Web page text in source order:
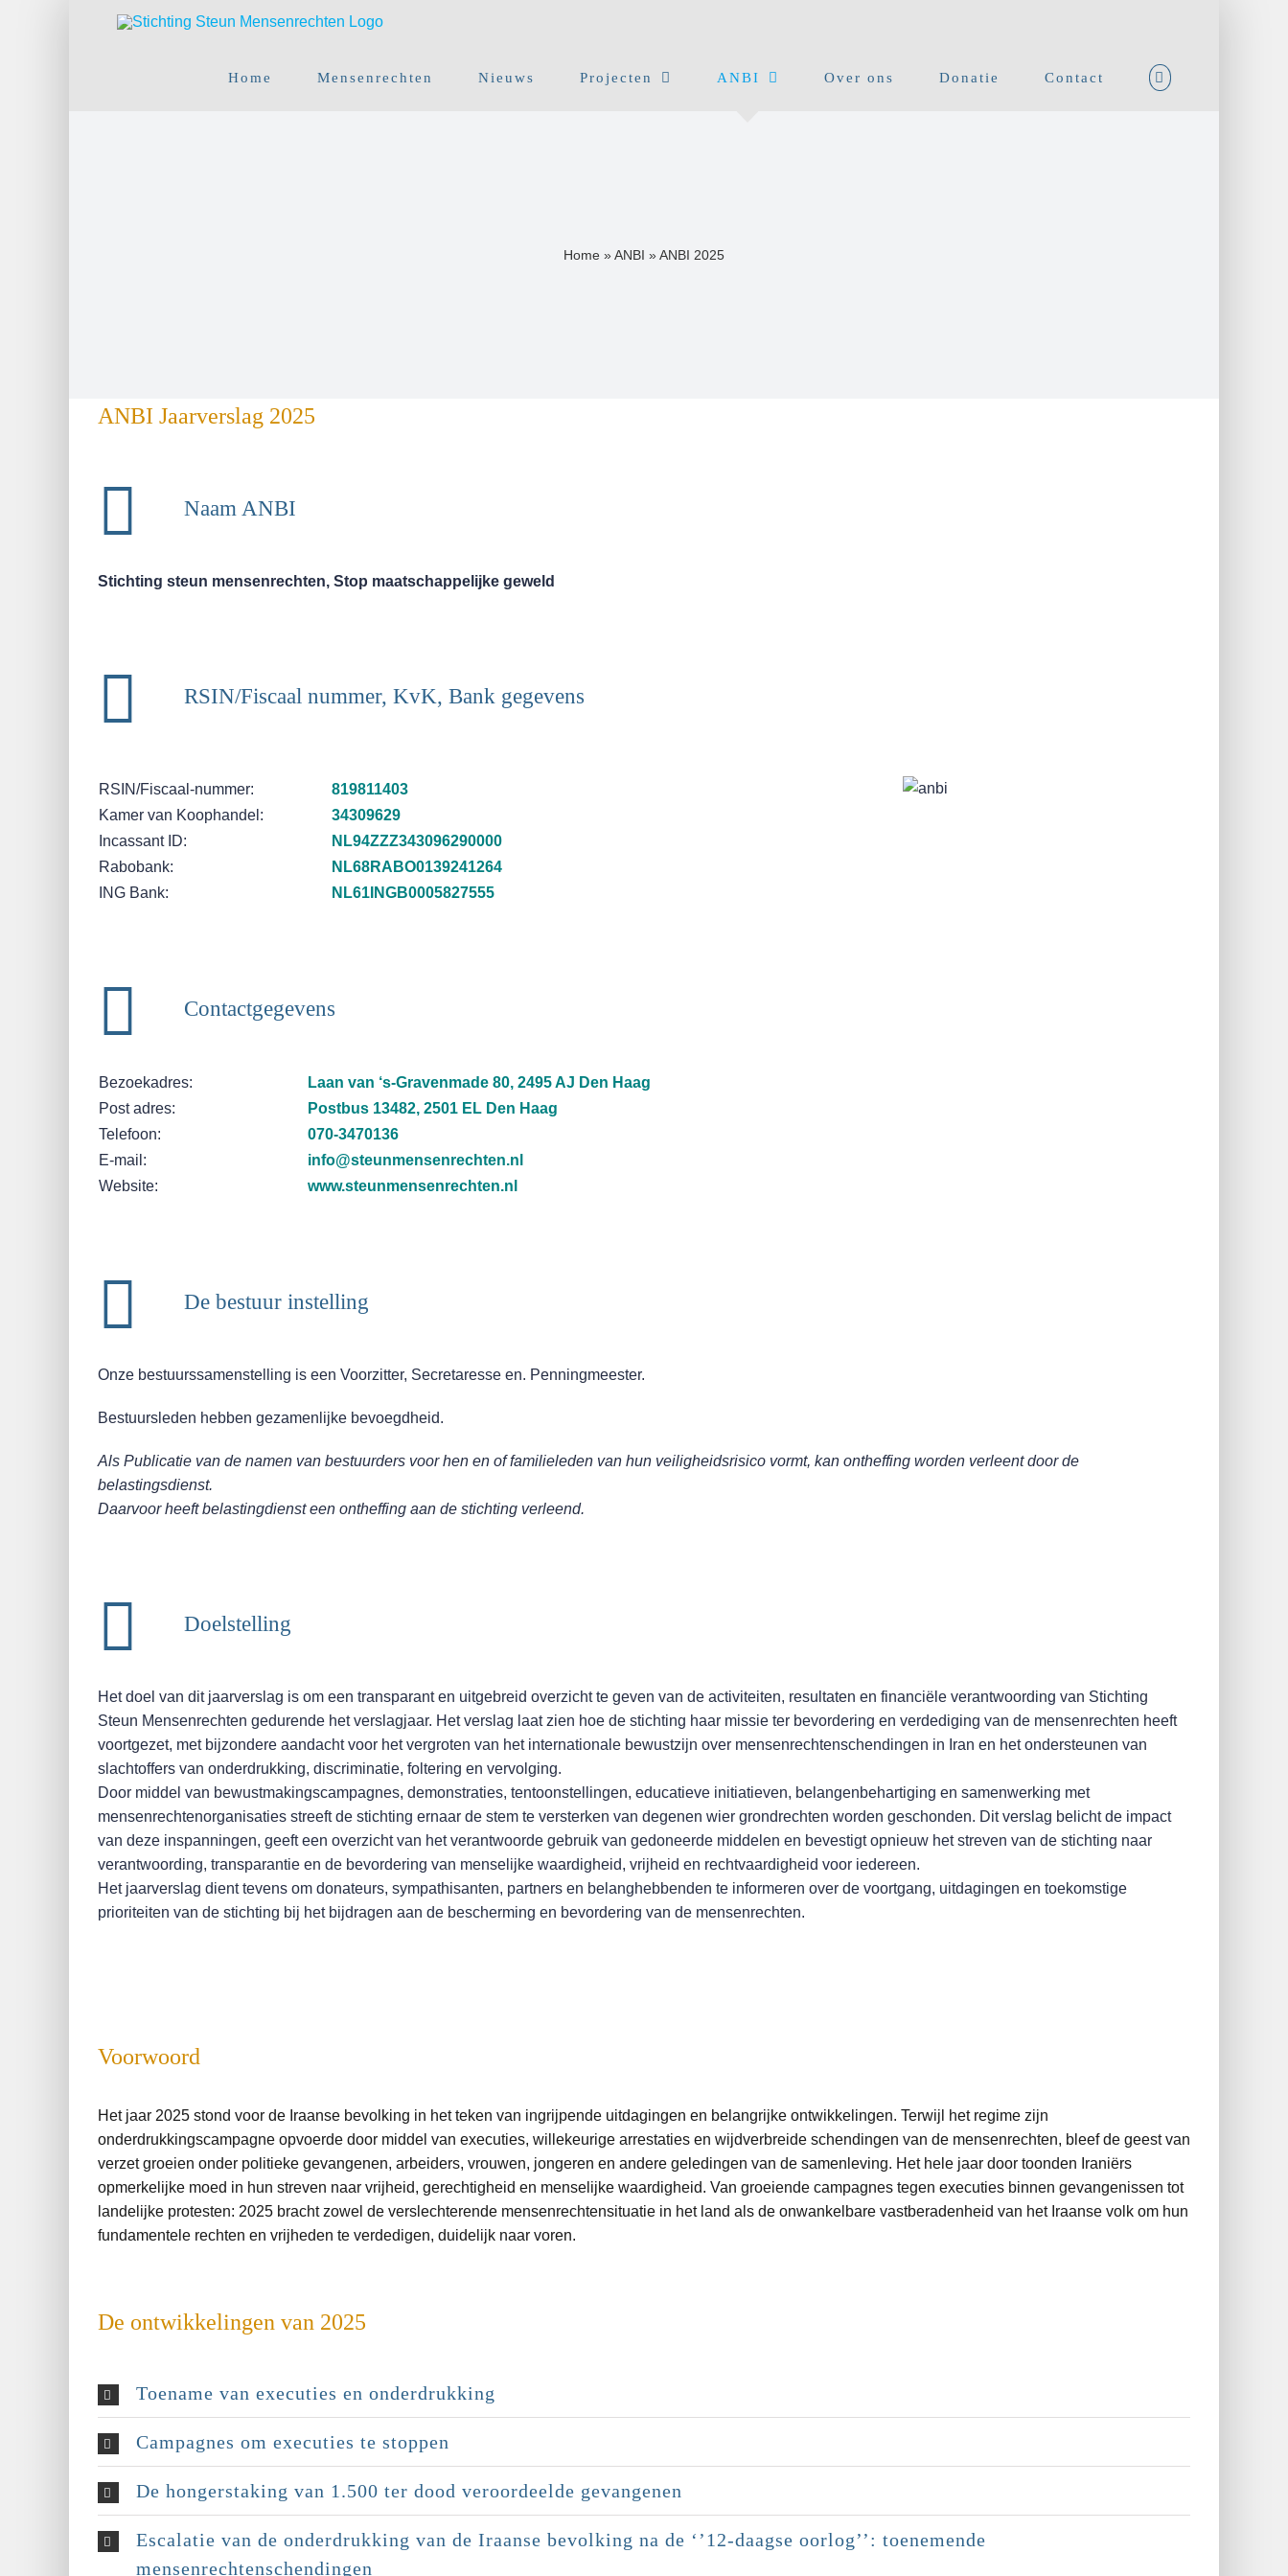
Home Mensenrechten Nieuws Projecten ANBI Over ons Donatie Contact
Home »ANBI »ANBI 2025
ANBI Jaarverslag 2025
Naam ANBI
Stichting steun mensenrechten, Stop maatschappelijke geweld
RSIN/Fiscaal nummer, KvK, Bank gegevens
RSIN/Fiscaal-nummer:
819811403
Kamer van Koophandel:
34309629
Incassant ID:
NL94ZZZ343096290000
Rabobank:
NL68RABO0139241264
ING Bank:
NL61INGB0005827555
Contactgegevens
Bezoekadres:
Laan van ‘s-Gravenmade 80, 2495 AJ Den Haag
Post adres:
Postbus 13482, 2501 EL Den Haag
Telefoon:
070-3470136
E-mail:
info@steunmensenrechten.nl
Website:
www.steunmensenrechten.nl
De bestuur instelling
Onze bestuurssamenstelling is een Voorzitter, Secretaresse en. Penningmeester.
Bestuursleden hebben gezamenlijke bevoegdheid.
Als Publicatie van de namen van bestuurders voor hen en of familieleden van hun veiligheidsrisico vormt, kan ontheffing worden verleent door de
belastingsdienst.
Daarvoor heeft belastingdienst een ontheffing aan de stichting verleend.
Doelstelling
Het doel van dit jaarverslag is om een transparant en uitgebreid overzicht te geven van de activiteiten, resultaten en financiële verantwoording van Stichting
Steun Mensenrechten gedurende het verslagjaar. Het verslag laat zien hoe de stichting haar missie ter bevordering en verdediging van de mensenrechten heeft
voortgezet, met bijzondere aandacht voor het vergroten van het internationale bewustzijn over mensenrechtenschendingen in Iran en het ondersteunen van
slachtoffers van onderdrukking, discriminatie, foltering en vervolging.
Door middel van bewustmakingscampagnes, demonstraties, tentoonstellingen, educatieve initiatieven, belangenbehartiging en samenwerking met
mensenrechtenorganisaties streeft de stichting ernaar de stem te versterken van degenen wier grondrechten worden geschonden. Dit verslag belicht de impact
van deze inspanningen, geeft een overzicht van het verantwoorde gebruik van gedoneerde middelen en bevestigt opnieuw het streven van de stichting naar
verantwoording, transparantie en de bevordering van menselijke waardigheid, vrijheid en rechtvaardigheid voor iedereen.
Het jaarverslag dient tevens om donateurs, sympathisanten, partners en belanghebbenden te informeren over de voortgang, uitdagingen en toekomstige
prioriteiten van de stichting bij het bijdragen aan de bescherming en bevordering van de mensenrechten.
Voorwoord
Het jaar 2025 stond voor de Iraanse bevolking in het teken van ingrijpende uitdagingen en belangrijke ontwikkelingen. Terwijl het regime zijn
onderdrukkingscampagne opvoerde door middel van executies, willekeurige arrestaties en wijdverbreide schendingen van de mensenrechten, bleef de geest van
verzet groeien onder politieke gevangenen, arbeiders, vrouwen, jongeren en andere geledingen van de samenleving. Het hele jaar door toonden Iraniërs
opmerkelijke moed in hun streven naar vrijheid, gerechtigheid en menselijke waardigheid. Van groeiende campagnes tegen executies binnen gevangenissen tot
landelijke protesten: 2025 bracht zowel de verslechterende mensenrechtensituatie in het land als de onwankelbare vastberadenheid van het Iraanse volk om hun
fundamentele rechten en vrijheden te verdedigen, duidelijk naar voren.
De ontwikkelingen van 2025
Toename van executies en onderdrukking
Campagnes om executies te stoppen
De hongerstaking van 1.500 ter dood veroordeelde gevangenen
Escalatie van de onderdrukking van de Iraanse bevolking na de ‘’12-daagse oorlog’’: toenemende
mensenrechtenschendingen